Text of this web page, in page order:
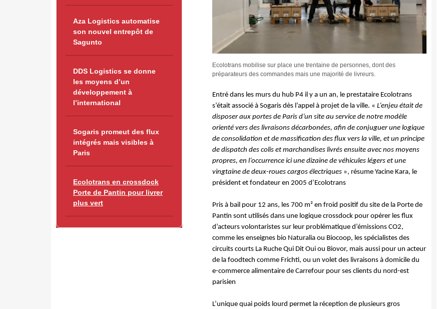
Aza Logistics automatise
son nouvel entrepôt de
Sagunto
DDS Logistics se donne
les moyens d’un
développement à
l’international
Sogaris promeut des flux
intégrés mais visibles à
Paris
Ecolotrans en crossdock
Porte de Pantin pour livrer
plus vert
Ecolotrans mobilise sur place une trentaine de personnes, dont des
préparateurs des commandes mais une majorité de livreurs.
Entré dans les murs du hub P4 il y a un an, le prestataire Ecolotrans
s’était associé à Sogaris dès l’appel à projet de la ville. « L’enjeu était de
disposer aux portes de Paris d’un site au service de notre modèle
orienté vers des livraisons décarbonées, afin de conjuguer une logique
de consolidation et de massification des flux vers la ville, et un principe
de dispatch des colis et marchandises livrés ensuite avec nos moyens
propres, en l’occurrence ici une dizaine de véhicules légers et une
vingtaine de deux-roues cargos électriques », résume Yacine Kara, le
président et fondateur en 2005 d’Ecolotrans
Pris à bail pour 12 ans, les 700 m² en froid positif du site de la Porte de
Pantin sont utilisés dans une logique crossdock pour opérer les flux
d’acteurs volontaristes sur leur problématique d’émissions CO2,
comme les enseignes bio Naturalia ou Biocoop, les spécialistes des
circuits courts La Ruche Qui Dit Oui ou Biovor, mais aussi pour un acteur
de la foodtech comme Frichti, ou un volet des livraisons à domicile du
e-commerce alimentaire de Carrefour pour ses clients du nord-est
parisien
L’unique quai poids lourd permet la réception de plusieurs gros